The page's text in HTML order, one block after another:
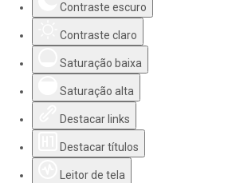
Contraste escuro
Contraste claro
Saturação baixa
Saturação alta
Destacar links
Destacar títulos
Leitor de tela